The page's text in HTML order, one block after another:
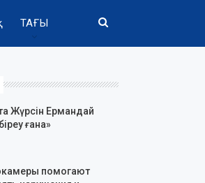
ТАҒЫ
Жүрсін Ермандай
ғана»
помогают